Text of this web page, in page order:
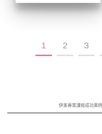
中部最大立案補
學，拒絕混班、
1 2 3
伊美專業課程成功案例